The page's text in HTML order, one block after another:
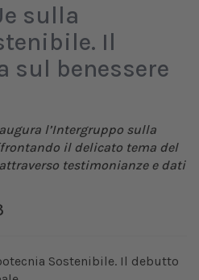
sulla
Il
sul benessere
l’Intergruppo sulla
il delicato tema del
testimonianze e dati